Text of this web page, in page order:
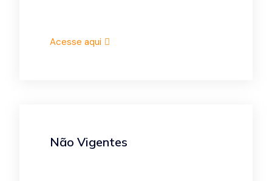
Acesse aqui
Não Vigentes